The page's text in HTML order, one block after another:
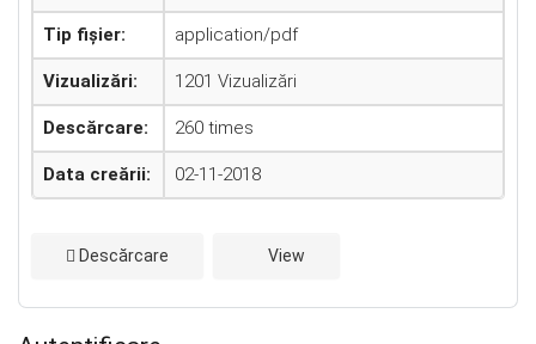
Tip fișier: application/pdf
Vizualizări: 1201 Vizualizări
Descărcare: 260 times
Data creării: 02-11-2018
Descărcare View